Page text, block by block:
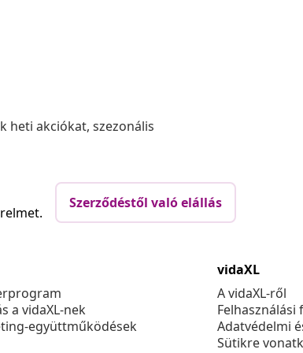
heti akciókat, szezonális
Szerződéstől való elállás
a vidaXL-nek
együttműködések
vidaXL
A vidaXL-ről
Felhasználási
Adatvédelmi
Sütikre